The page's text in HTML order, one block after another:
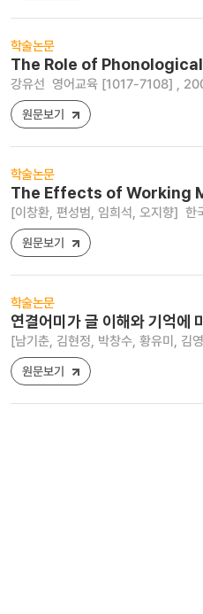
학술논문
The Role of
강유선 영어교육 [1017-7108] ,
원문보기
학술논문
The Effects of Working
[이창환, 편성범, 임희석, 오지향] 한
원문보기
학술논문
연결어미가 글 이해와 기억에
[남기춘, 김현정, 박창수, 황유미, 김
원문보기